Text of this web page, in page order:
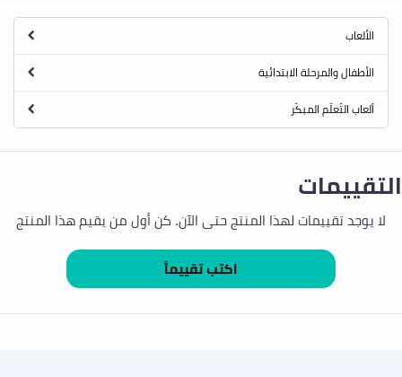
الألعاب
الأطفال والمرحلة الابتدائية
ألعاب التّعلّم المبكّر
التقييمات
لا يوجد تقييمات لهذا المنتج حتى الآن. كن أول من يقيم هذا المنتج